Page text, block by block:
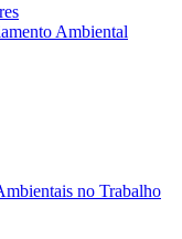
Ambiental
no Trabalho